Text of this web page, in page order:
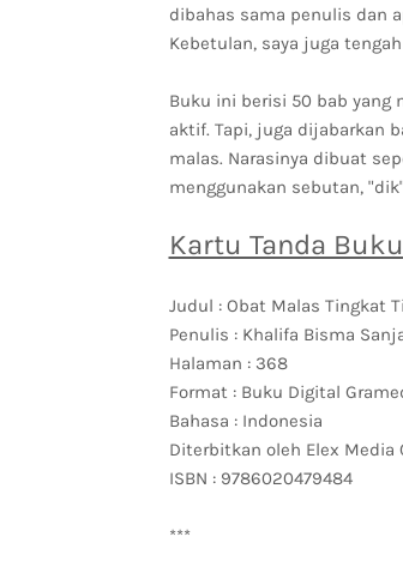
dibahas sama penulis dan
Kebetulan, saya juga
Buku ini berisi 50 bab yang
aktif. Tapi, juga dijabarkan
malas. Narasinya dibuat
menggunakan sebutan,
Kartu Tanda Buku
Judul : Obat Malas Tingkat
Penulis : Khalifa Bisma
Halaman : 368
Format : Buku Digital
Bahasa : Indonesia
Diterbitkan oleh Elex Media
ISBN : 9786020479484
***